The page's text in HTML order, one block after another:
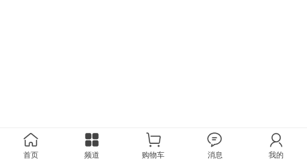
首页 频道 购物车 消息 我的